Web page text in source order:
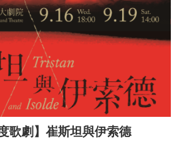
歌劇】崔斯坦與伊索德